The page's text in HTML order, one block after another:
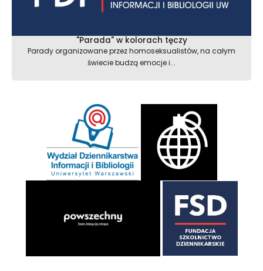
"Parada" w kolorach tęczy
Parady organizowane przez homoseksualistów, na całym
świecie budzą emocje i...